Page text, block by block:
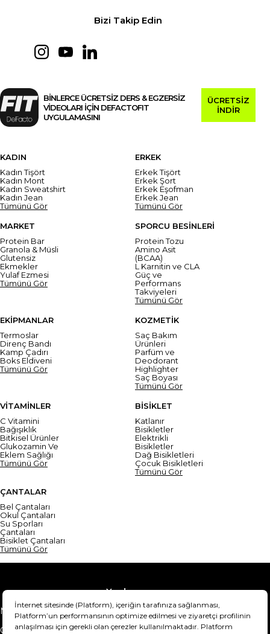
Bizi Takip Edin
BİNLERCE ÜCRETSİZ DERS & EGZERSİZ
VİDEOLARI İÇİN DEFACTOFIT
UYGULAMASINI
ÜCRETSİZ
İNDİR
KADIN
Kadın Tişört
Kadın Mont
Kadın Sweatshirt
Kadın Jean
Tümünü Gör
ERKEK
Erkek Tişört
Erkek Şort
Erkek Eşofman
Erkek Jean
Tümünü Gör
MARKET
Protein Bar
Granola & Müsli
Glutensiz
Ekmekler
Yulaf Ezmesi
Tümünü Gör
SPORCU BESİNLERİ
Protein Tozu
Amino Asit
(BCAA)
L Karnitin ve CLA
Güç ve
Performans
Takviyeleri
Tümünü Gör
EKİPMANLAR
Termoslar
Direnç Bandı
Kamp Çadırı
Boks Eldiveni
Tümünü Gör
KOZMETİK
Saç Bakım
Ürünleri
Parfüm ve
Deodorant
Highlighter
Saç Boyası
Tümünü Gör
VİTAMİNLER
C Vitamini
Bağışıklık
Bitkisel Ürünler
Glukozamin Ve
Eklem Sağlığı
Tümünü Gör
BİSİKLET
Katlanır
Bisikletler
Elektrikli
Bisikletler
Dağ Bisikletleri
Çocuk Bisikletleri
Tümünü Gör
ÇANTALAR
Bel Çantaları
Okul Çantaları
Su Sporları
Çantaları
Bisiklet Çantaları
Tümünü Gör
Yardım
Mesafeli Satış Sözleşmesi
Teslimat Bilgisi
Gizlilik Sözleşmesi
Şartlar & Koşullar